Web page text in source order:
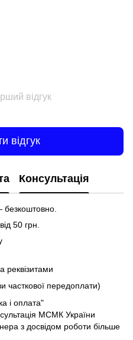
відгук
відгук
Консультація
50 грн.
реквізитами
часткової передоплати)
і оплата"
МСМК України
з досвідом роботи більше